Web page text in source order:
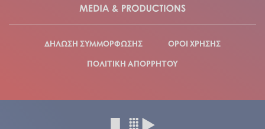
ΔΗΛΩΣΗ ΣΥΜΜΟΡΦΩΣΗΣ
ΟΡΟΙ ΧΡΗΣΗΣ
ΠΟΛΙΤΙΚΗ ΑΠΟΡΡΗΤΟΥ